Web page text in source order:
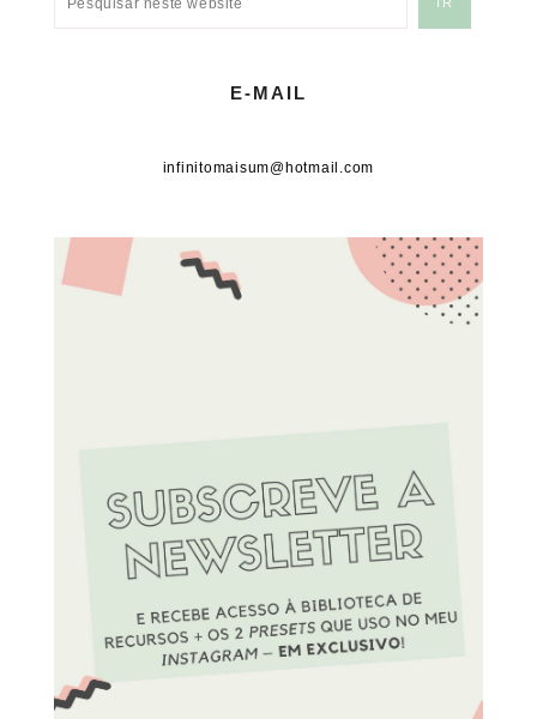
E-MAIL
infinitomaisum@hotmail.com